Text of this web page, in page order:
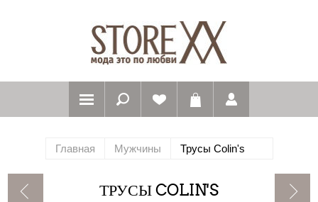
Главная Мужчины Трусы Colin's
ТРУСЫ COLIN'S